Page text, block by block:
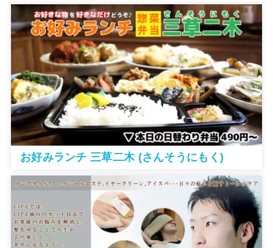
お好みランチ 三草二木 (さんそうにもく)